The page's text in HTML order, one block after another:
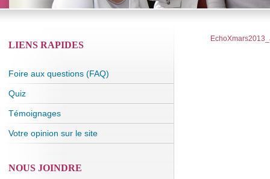
LIENS RAPIDES
Foire aux questions (FAQ)
Quiz
Témoignages
Votre opinion sur le site
NOUS JOINDRE